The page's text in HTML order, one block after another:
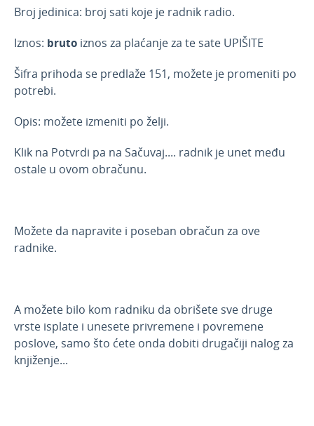
Broj jedinica: broj sati koje je radnik radio.
Iznos: bruto iznos za plaćanje za te sate UPIŠITE
Šifra prihoda se predlaže 151, možete je promeniti po
potrebi.
Opis: možete izmeniti po želji.
Klik na Potvrdi pa na Sačuvaj.... radnik je unet među
ostale u ovom obračunu.
Možete da napravite i poseban obračun za ove
radnike.
A možete bilo kom radniku da obrišete sve druge
vrste isplate i unesete privremene i povremene
poslove, samo što ćete onda dobiti drugačiji nalog za
knjiženje...